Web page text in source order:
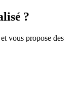
?
vous propose des